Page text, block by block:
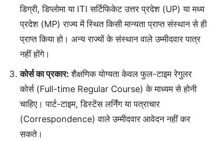
डिग्री, डिप्लोमा या ITI सर्टिफिकेट उत्तर प्रदेश (UP) या मध्य
प्रदेश (MP) राज्य में स्थित किसी मान्यता प्राप्त संस्थान से ही
प्राप्त किया हो। अन्य राज्यों के संस्थान वाले उम्मीदवार पात्र
नहीं होंगे।
कोर्स का प्रकार: शैक्षणिक योग्यता केवल फुल-टाइम रेगुलर
कोर्स (Full-time Regular Course) के माध्यम से होनी
चाहिए। पार्ट-टाइम, डिस्टेंस लर्निंग या पत्राचार
(Correspondence) वाले उम्मीदवार आवेदन नहीं कर
सकते।